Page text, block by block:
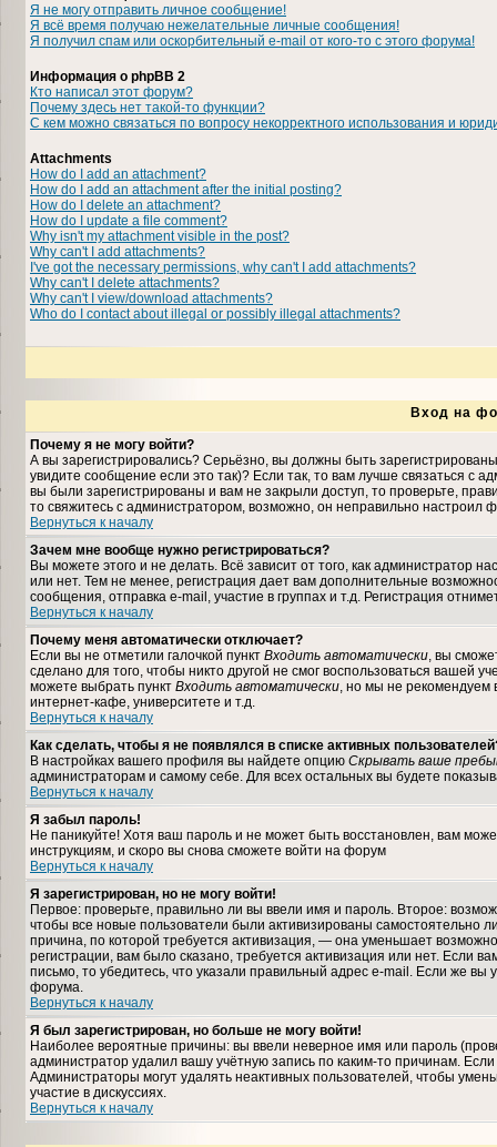
Я не могу отправить личное сообщение!
Я всё время получаю нежелательные личные сообщения!
Я получил спам или оскорбительный e-mail от кого-то с этого форума!
Информация о phpBB 2
Кто написал этот форум?
Почему здесь нет такой-то функции?
С кем можно связаться по вопросу некорректного использования и
Attachments
How do I add an attachment?
How do I add an attachment after the initial posting?
How do I delete an attachment?
How do I update a file comment?
Why isn't my attachment visible in the post?
Why can't I add attachments?
I've got the necessary permissions, why can't I add attachments?
Why can't I delete attachments?
Why can't I view/download attachments?
Who do I contact about illegal or possibly illegal attachments?
Вход на
Почему я не могу войти?
А вы зарегистрировались? Серьёзно, вы должны быть
увидите сообщение если это так)? Если так, то вам лучше связаться с
вы были зарегистрированы и вам не закрыли доступ, то проверьте,
то свяжитесь с администратором, возможно, он неправильно настроил
Вернуться к началу
Зачем мне вообще нужно регистрироваться?
Вы можете этого и не делать. Всё зависит от того, как
или нет. Тем не менее, регистрация дает вам дополнительные
сообщения, отправка e-mail, участие в группах и т.д. Регистрация
Вернуться к началу
Почему меня автоматически отключает?
Если вы не отметили галочкой пункт Входить автоматически, вы
сделано для того, чтобы никто другой не смог воспользоваться вашей
можете выбрать пункт Входить автоматически, но мы не рекомендуем
интернет-кафе, университете и т.д.
Вернуться к началу
Как сделать, чтобы я не появлялся в списке активных
В настройках вашего профиля вы найдете опцию Скрывать ваше
администраторам и самому себе. Для всех остальных вы будете
Вернуться к началу
Я забыл пароль!
Не паникуйте! Хотя ваш пароль и не может быть восстановлен, вам
инструкциям, и скоро вы снова сможете войти на форум
Вернуться к началу
Я зарегистрирован, но не могу войти!
Первое: проверьте, правильно ли вы ввели имя и пароль. Второе:
чтобы все новые пользователи были активизированы самостоятельно
причина, по которой требуется активизация, — она уменьшает
регистрации, вам было сказано, требуется активизация или нет. Если
письмо, то убедитесь, что указали правильный адрес e-mail. Если же
форума.
Вернуться к началу
Я был зарегистрирован, но больше не могу войти!
Наиболее вероятные причины: вы ввели неверное имя или пароль
администратор удалил вашу учётную запись по каким-то причинам.
Администраторы могут удалять неактивных пользователей, чтобы
участие в дискуссиях.
Вернуться к началу